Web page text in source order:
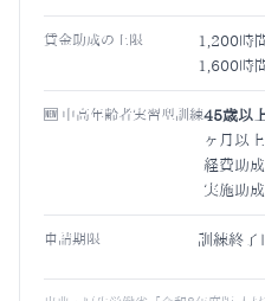
賃金助成の上限
1,200時
1,600時
🆕 中高年齢者実習型訓練45歳以
ヶ月以上
経費助
実施助
申請期限 訓練終了